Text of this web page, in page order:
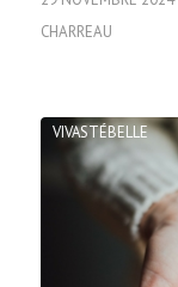
CHARREAU
VIVASTÉBELLE